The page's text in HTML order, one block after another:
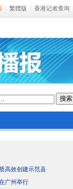
繁體版 香港记者查询
搜索
高效创建示范县
广州举行